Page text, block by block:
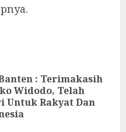
: Terimakasih
Widodo, Telah
Untuk Rakyat Dan